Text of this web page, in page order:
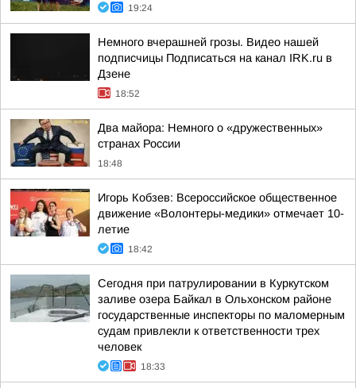
19:24
Немного вчерашней грозы. Видео нашей
подписчицы Подписаться на канал IRK.ru в
Дзене
18:52
Два майора: Немного о «дружественных»
странах России
18:48
Игорь Кобзев: Всероссийское общественное
движение «Волонтеры-медики» отмечает 10-
летие
18:42
Сегодня при патрулировании в Куркутском
заливе озера Байкал в Ольхонском районе
государственные инспекторы по маломерным
судам привлекли к ответственности трех
человек
18:33